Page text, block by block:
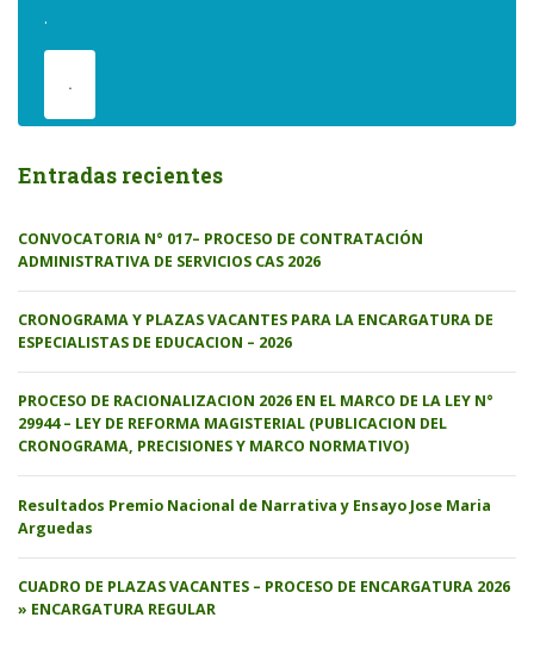
.
.
Entradas recientes
CONVOCATORIA N° 017– PROCESO DE CONTRATACIÓN
ADMINISTRATIVA DE SERVICIOS CAS 2026
CRONOGRAMA Y PLAZAS VACANTES PARA LA ENCARGATURA DE
ESPECIALISTAS DE EDUCACION – 2026
PROCESO DE RACIONALIZACION 2026 EN EL MARCO DE LA LEY N°
29944 – LEY DE REFORMA MAGISTERIAL (PUBLICACION DEL
CRONOGRAMA, PRECISIONES Y MARCO NORMATIVO)
Resultados Premio Nacional de Narrativa y Ensayo Jose Maria
Arguedas
CUADRO DE PLAZAS VACANTES – PROCESO DE ENCARGATURA 2026
» ENCARGATURA REGULAR